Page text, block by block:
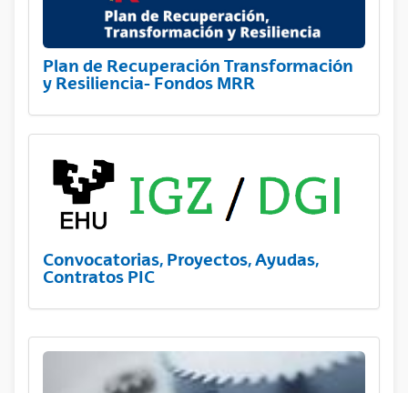
Plan de Recuperación Transformación
y Resiliencia- Fondos MRR
Convocatorias, Proyectos, Ayudas,
Contratos PIC